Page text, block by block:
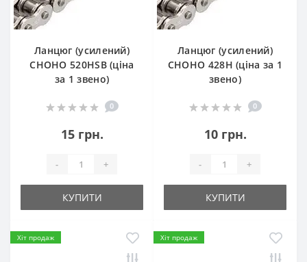
Ланцюг (усилений)
СHOHO 520HSB (ціна
за 1 звено)
0
15 грн.
- +
КУПИТИ
Ланцюг (усилений)
СHOHO 428H (ціна за 1
звено)
0
10 грн.
- +
КУПИТИ
Хіт продаж Хіт продаж